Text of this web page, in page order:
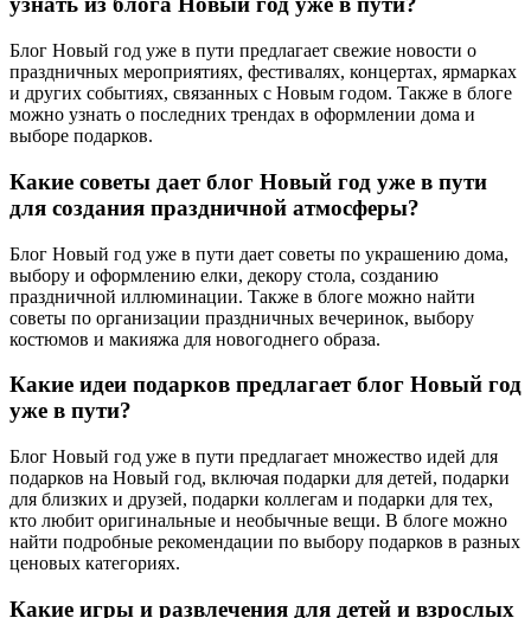
Блог Новый год уже в пути предлагает свежие новости о
праздничных мероприятиях, фестивалях, концертах, ярмарках
и других событиях, связанных с Новым годом. Также в блоге
можно узнать о последних трендах в оформлении дома и
выборе подарков.
Какие советы дает блог Новый год уже в пути
для создания праздничной атмосферы?
Блог Новый год уже в пути дает советы по украшению дома,
выбору и оформлению елки, декору стола, созданию
праздничной иллюминации. Также в блоге можно найти
советы по организации праздничных вечеринок, выбору
костюмов и макияжа для новогоднего образа.
Какие идеи подарков предлагает блог Новый год
уже в пути?
Блог Новый год уже в пути предлагает множество идей для
подарков на Новый год, включая подарки для детей, подарки
для близких и друзей, подарки коллегам и подарки для тех,
кто любит оригинальные и необычные вещи. В блоге можно
найти подробные рекомендации по выбору подарков в разных
ценовых категориях.
Какие игры и развлечения для детей и взрослых